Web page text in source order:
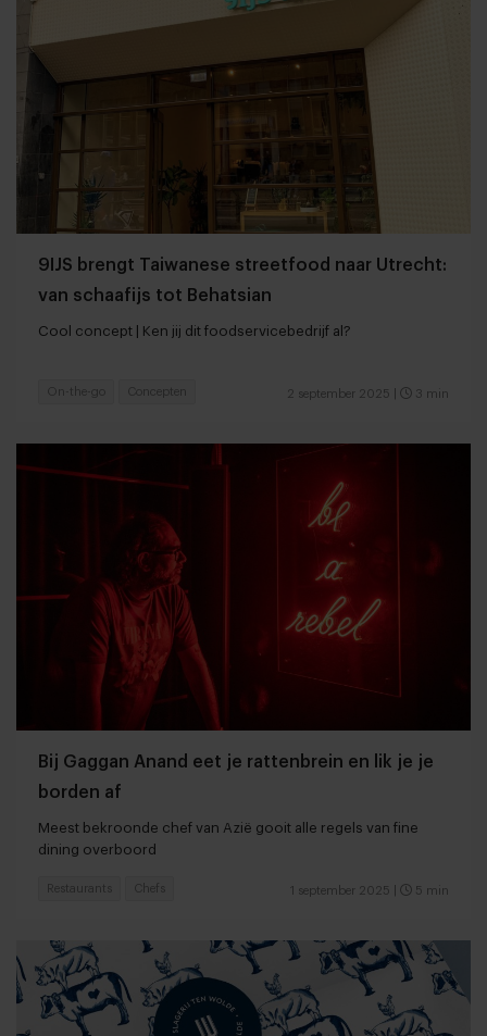
9IJS brengt Taiwanese streetfood naar Utrecht:
van schaafijs tot Behatsian
Cool concept | Ken jij dit foodservicebedrijf al?
2 september 2025 3 min
On-the-go Concepten
Bij Gaggan Anand eet je rattenbrein en lik je je
borden af
Meest bekroonde chef van Azië gooit alle regels van fine
dining overboord
1 september 2025 5 min
Restaurants Chefs